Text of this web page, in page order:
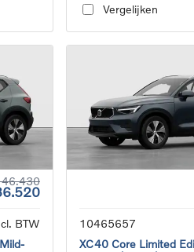
Vergelijken
BTW
10465657
XC40 Core Limited